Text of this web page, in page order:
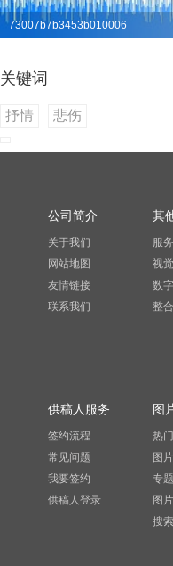
73007b7b3453b010006
关键词
抒情 悲伤
公司简介
关于我们
网站地图
友情链接
联系我们
其
服
视
数
整
供稿人服务
签约流程
常见问题
我要签约
供稿人登录
图
热
图
专
图
搜